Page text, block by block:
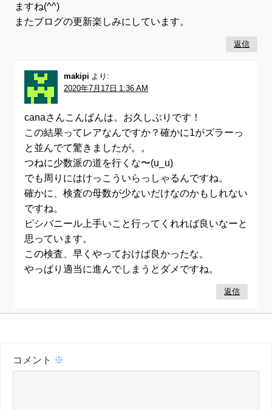
ますね(^^)
またブログの更新楽しみにしています。
返信
makipi より:
2020年7月17日 1:36 AM
canaさんこんばんは。お久しぶりです！
この結果ってレアなんですか？確かに1がズラーっ
と並んでて驚きましたが。。
つねに少数派の道を行くな〜(u_u)
でも周りにはけっこういらっしゃるんですね。
確かに、検査の母数が少ないだけなのかもしれない
ですね。
ピシバニール上手いこと行ってくれれば良いなーと
思っています。
この検査、早くやっておけば良かったな。
やっぱり適当に進んでしまうとダメですね。
返信
コメント ※